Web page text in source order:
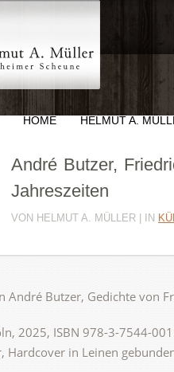
HOME HELMUT A.
André Butzer,
Jahreszeiten
VON HELMUT A. MÜLLER | IN
André Butzer, Gedichte von
2025, ISBN 978-3-7544-
Hardcover in Leinen